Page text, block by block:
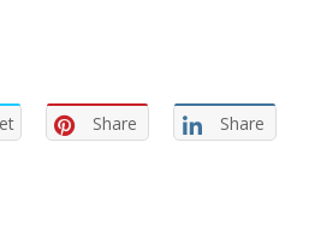
Share Share